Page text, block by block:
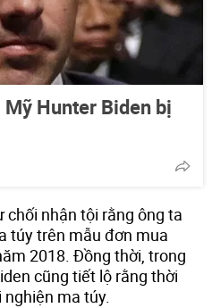
Hunter Biden bị
nhận tội rằng ông ta
túy trên mẫu đơn mua
2018. Đồng thời, trong
cũng tiết lộ rằng thời
ma túy.